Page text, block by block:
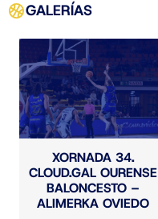
GALERÍAS
XORNADA 34.
CLOUD.GAL OURENSE
BALONCESTO –
ALIMERKA OVIEDO